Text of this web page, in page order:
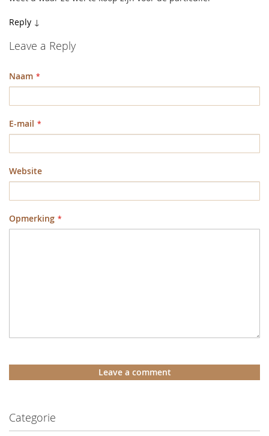
Reply ↓
Leave a Reply
Naam
E-mail
Website
Opmerking
Leave a comment
Categorie